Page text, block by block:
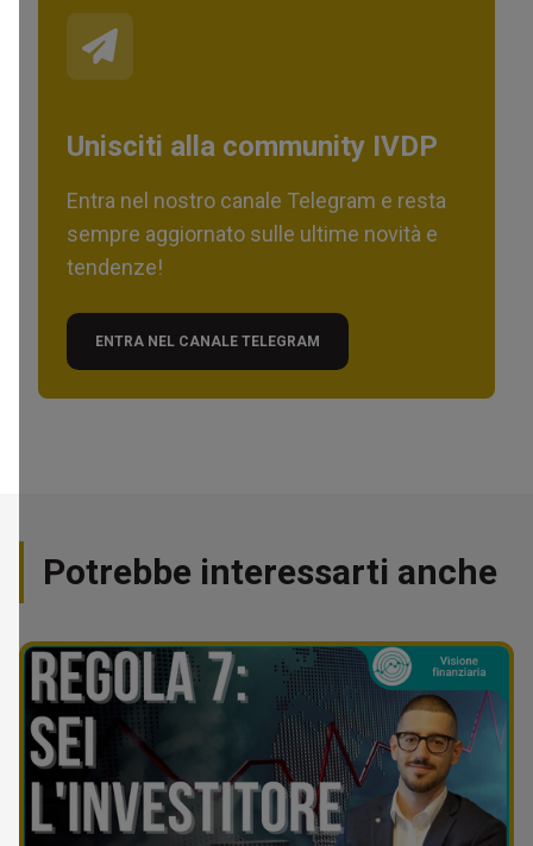
Unisciti alla community IVDP
Entra nel nostro canale Telegram e resta
sempre aggiornato sulle ultime novità e
tendenze!
ENTRA NEL CANALE TELEGRAM
Potrebbe interessarti anche